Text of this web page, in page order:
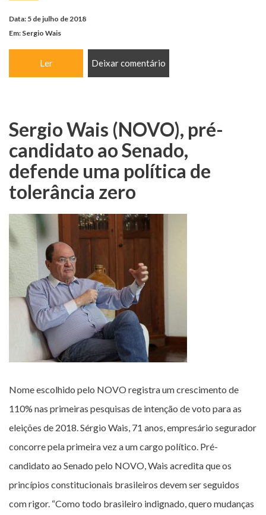
Data: 5 de julho de 2018
Em: Sergio Wais
Ler Deixar comentário
Sergio Wais (NOVO), pré-
candidato ao Senado,
defende uma política de
tolerância zero
Nome escolhido pelo NOVO registra um crescimento de
110% nas primeiras pesquisas de intenção de voto para as
eleições de 2018. Sérgio Wais, 71 anos, empresário segurador
concorre pela primeira vez a um cargo político. Pré-
candidato ao Senado pelo NOVO, Wais acredita que os
princípios constitucionais brasileiros devem ser seguidos
com rigor. “Como todo brasileiro indignado, quero mudanças